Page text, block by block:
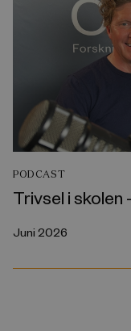
PODCAST
Trivsel i
Juni 2026